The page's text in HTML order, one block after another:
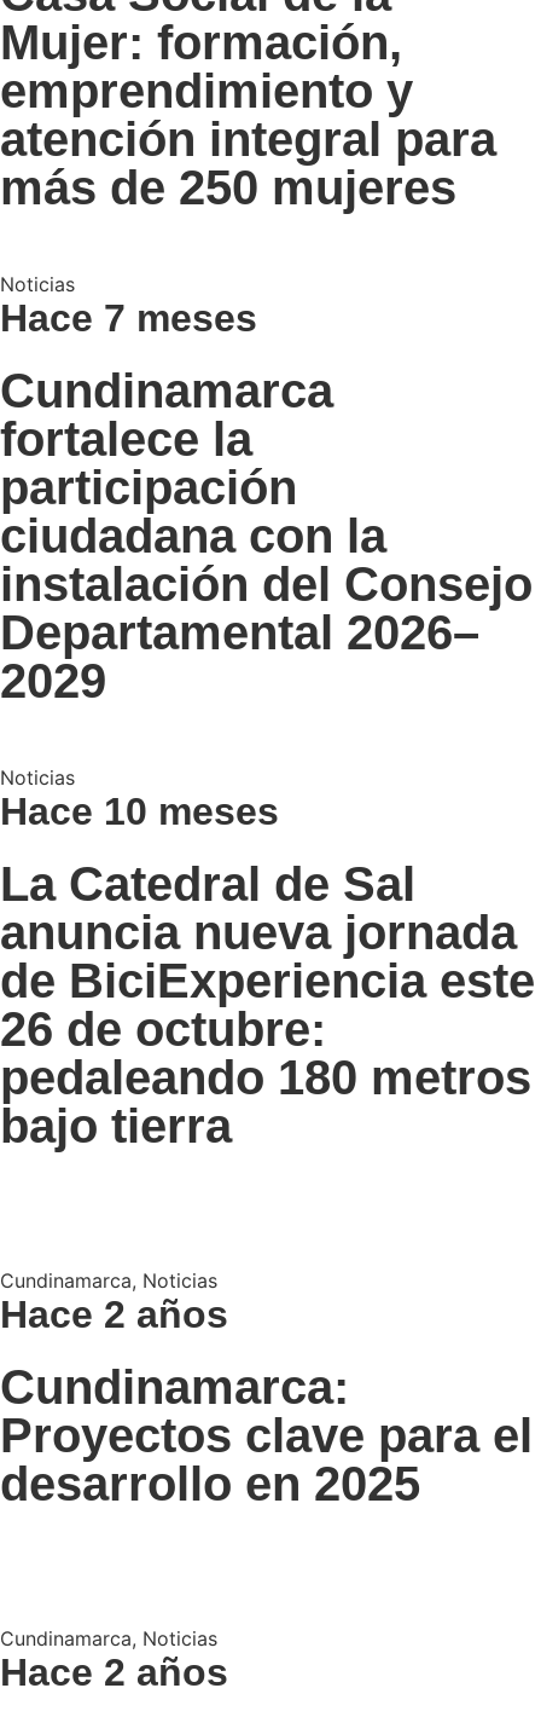
Mujer: formación,
emprendimiento y
atención integral para
más de 250 mujeres
Noticias
Hace 7 meses
Cundinamarca
fortalece la
participación
ciudadana con la
instalación del Consejo
Departamental 2026–
2029
Noticias
Hace 10 meses
La Catedral de Sal
anuncia nueva jornada
de BiciExperiencia este
26 de octubre:
pedaleando 180 metros
bajo tierra
Cundinamarca, Noticias
Hace 2 años
Cundinamarca:
Proyectos clave para el
desarrollo en 2025
Cundinamarca, Noticias
Hace 2 años